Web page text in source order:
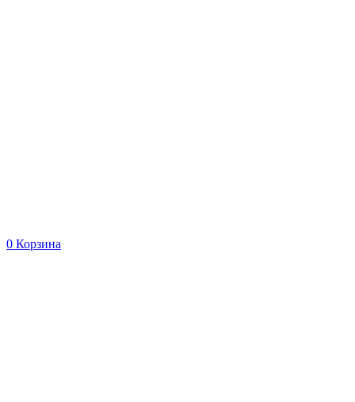
0 Корзина